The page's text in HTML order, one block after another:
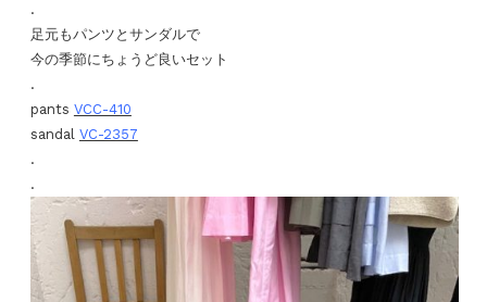
.
足元もパンツとサンダルで
今の季節にちょうど良いセット
.
pants VCC-410
sandal VC-2357
.
.